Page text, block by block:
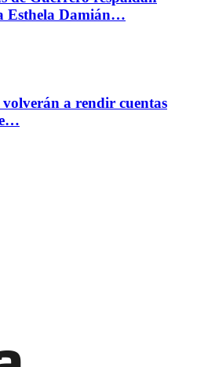
Esthela Damián…
a rendir cuentas